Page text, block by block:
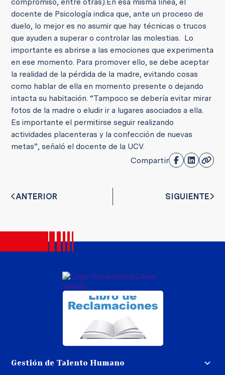
docente de Psicología indica que, ante un proceso de
duelo, lo mejor es no asumir que hay técnicas o trucos
que ayuden a superar o controlar las molestias. Lo
importante es abrirse a las emociones que experimenta
en ese momento. Para promover ello, se debe aceptar
la realidad de la pérdida de la madre, evitando cosas
como hablar de ella en momento presente o dejando
intacta su habitación. “Tampoco se debería evitar mirar
fotos de la madre o eludir ir a lugares asociados a ella.
Es importante el permitirse seguir realizando
actividades placenteras y la confección de nuevas
metas”, señaló el docente de la UCV.
Compartir
ANTERIOR SIGUIENTE
Gestión de Talento Humano